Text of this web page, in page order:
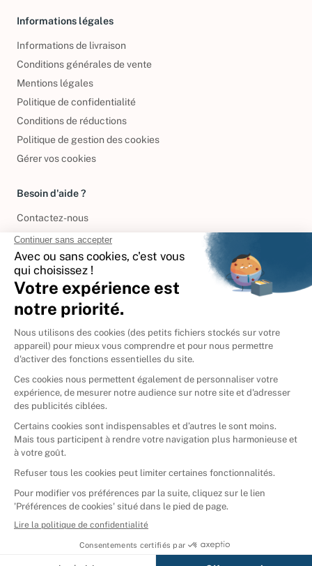
Informations légales
Informations de livraison
Conditions générales de vente
Mentions légales
Politique de confidentialité
Conditions de réductions
Politique de gestion des cookies
Gérer vos cookies
Besoin d'aide ?
Contactez-nous
International
🇪🇸Espagne
🇮🇹Italie
Donner vos livres
Ammareal © 2026